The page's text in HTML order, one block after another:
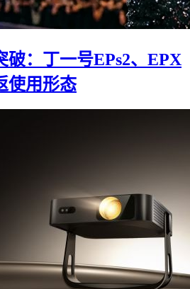
破：丁一号EPs2、EPX
使用形态